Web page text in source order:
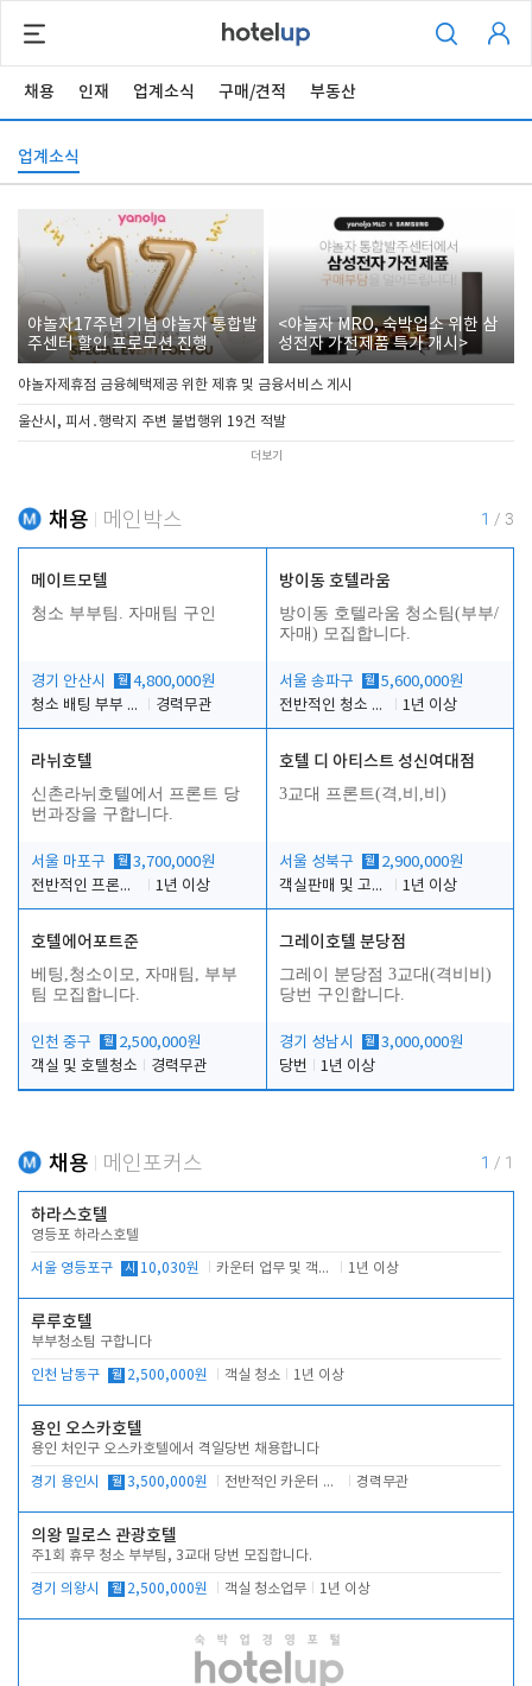
채용 인재 업계소식 구매/견적 부동산
업계소식
야놀자17주년 기념 야놀자 통합발
주센터 할인 프로모션 진행
<야놀자 MRO, 숙박업소 위한 삼
성전자 가전제품 특가 개시>
야놀자제휴점 금융혜택제공 위한 제휴 및 금융서비스 게시
울산시, 피서․행락지 주변 불법행위 19건 적발
더보기
채용 메인박스 1 / 3
메이트모텔
청소 부부팀. 자매팀 구인
경기 안산시 월 4,800,000원
청소 배팅 부부 구합니다
경력무관
방이동 호텔라움
방이동 호텔라움 청소팀(부부/
자매) 모집합니다.
서울 송파구 월 5,600,000원
전반적인 청소 업무(객실청소.객실정리)
1년 이상
라뉘호텔
신촌라뉘호텔에서 프론트 당
번과장을 구합니다.
서울 마포구 월 3,700,000원
전반적인 프론트 당번업무
1년 이상
호텔 디 아티스트 성신여대점
3교대 프론트(격,비,비)
서울 성북구 월 2,900,000원
객실판매 및 고객응대
1년 이상
호텔에어포트준
베팅,청소이모, 자매팀, 부부
팀 모집합니다.
인천 중구 월 2,500,000원
객실 및 호텔청소
경력무관
그레이호텔 분당점
그레이 분당점 3교대(격비비)
당번 구인합니다.
경기 성남시 월 3,000,000원
당번
1년 이상
채용 메인포커스 1 / 1
하라스호텔
영등포 하라스호텔
서울 영등포구 시 10,030원 카운터 업무 및 객실관리(청소상태 확인, 객실판매) 1년 이상
루루호텔
부부청소팀 구합니다
인천 남동구 월 2,500,000원 객실 청소 1년 이상
용인 오스카호텔
용인 처인구 오스카호텔에서 격일당번 채용합니다
경기 용인시 월 3,500,000원 전반적인 카운터 업무 경력무관
의왕 밀로스 관광호텔
주1회 휴무 청소 부부팀, 3교대 당번 모집합니다.
경기 의왕시 월 2,500,000원 객실 청소업무 1년 이상